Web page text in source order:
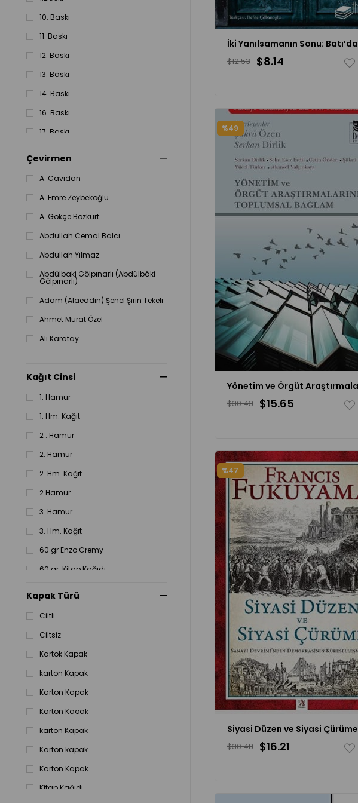
10. Baskı
11. Baskı
12. Baskı
13. Baskı
14. Baskı
16. Baskı
17. Baskı
Çevirmen
A. Cavidan
A. Emre Zeybekoğlu
A. Gökçe Bozkurt
Abdullah Cemal Balcı
Abdullah Yılmaz
Abdülbaki Gölpınarlı (Abdûlbâki
Gölpınarlı)
Adam (Alaeddin) Şenel Şirin Tekeli
Ahmet Murat Özel
Ali Karatay
Alptekin Dursunoğlu
Arkın Atacan
Aslı Çetinkaya
Aslı Önal
Atilla Yayla
Kağıt Cinsi
1. Hamur
1. Hm. Kağıt
2 . Hamur
2. Hamur
2. Hm. Kağıt
2.Hamur
3. Hamur
3. Hm. Kağıt
60 gr Enzo Cremy
60 gr. Kitap Kağıdı
Kapak Türü
Ciltli
Ciltsiz
Kartok Kapak
karton Kapak
Karton Kapak
Karton Kaoak
karton Kapak
Karton kapak
Karton Kapak
Kitap Kağıdı
$8.14
$12.53
$15.65
$30.43
%49
Siyasi Düzen ve Siyasi Çürüme
$16.21
$30.48
%47